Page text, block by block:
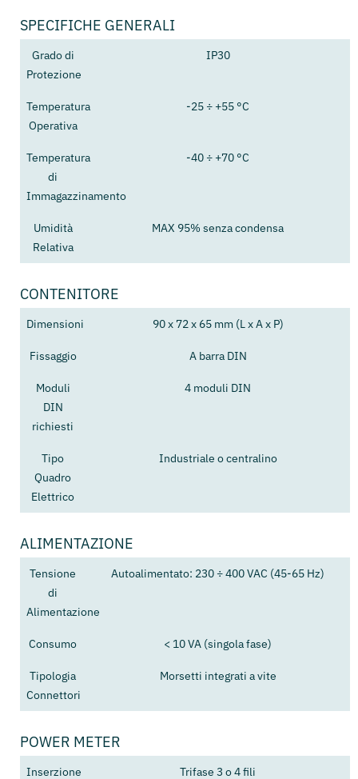
SPECIFICHE GENERALI
Grado di
Protezione
IP30
Temperatura
Operativa
-25 ÷ +55 °C
Temperatura
di
Immagazzinamento
-40 ÷ +70 °C
Umidità
Relativa
MAX 95% senza condensa
CONTENITORE
Dimensioni 90 x 72 x 65 mm (L x A x P)
Fissaggio A barra DIN
Moduli
DIN
richiesti
4 moduli DIN
Tipo
Quadro
Elettrico
Industriale o centralino
ALIMENTAZIONE
Tensione
di
Alimentazione
Autoalimentato: 230 ÷ 400 VAC (45-65 Hz)
Consumo < 10 VA (singola fase)
Tipologia
Connettori
Morsetti integrati a vite
POWER METER
Inserzione Trifase 3 o 4 fili